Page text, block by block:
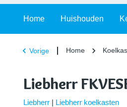
Home Huishouden
Vorige Home
Liebherr
Liebherr | Liebherr koelkasten